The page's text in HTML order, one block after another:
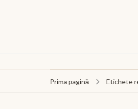
Prima pagină Etichete